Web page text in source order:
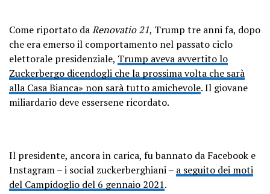
Come riportato daRenovatio 21, Trump tre anni fa, dopo
che era emerso il comportamento nel passato ciclo
elettorale presidenziale, Trump aveva avvertito lo
Zuckerbergo dicendogli che la prossima volta che sarà
alla Casa Bianca» non sarà tutto amichevole. Il giovane
miliardario deve essersene ricordato.
Il presidente, ancora in carica, fu bannato da Facebook e
Instagram – i social zuckerberghiani – a seguito dei moti
del Campidoglio del 6 gennaio 2021.